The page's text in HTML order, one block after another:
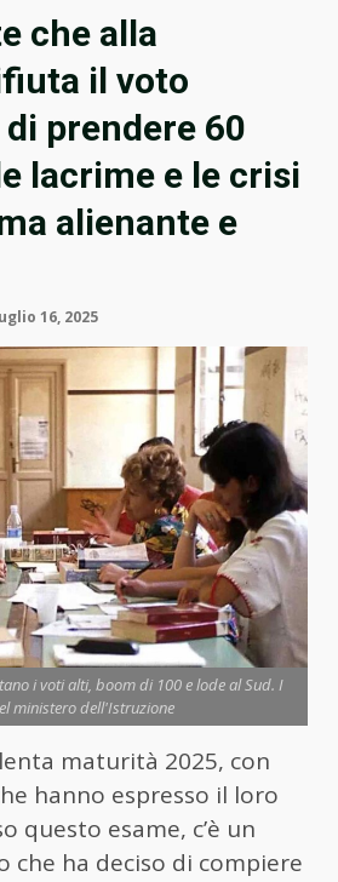
che alla
il voto
prendere 60
lacrime e le crisi
alienante e
16, 2025
i voti alti, boom di 100 e lode al Sud. I
ministero dell'Istruzione
maturità 2025, con
hanno espresso il loro
questo esame, c’è un
che ha deciso di compiere